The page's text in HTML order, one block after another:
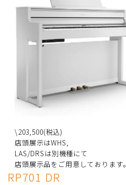
\203,500(税込)
店頭展示はWHS,
LAS/DRSは別機種にて
店頭展示品をご用意しております。
RP701 DR